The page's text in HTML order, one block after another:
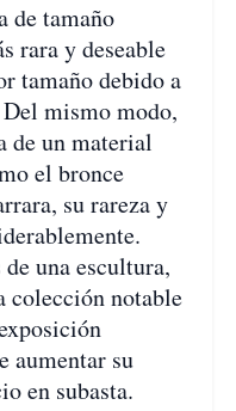
de tamaño
rara y deseable
tamaño debido a
Del mismo modo,
de un material
el bronce
su rareza y
una escultura,
colección notable
aumentar su
en subasta.